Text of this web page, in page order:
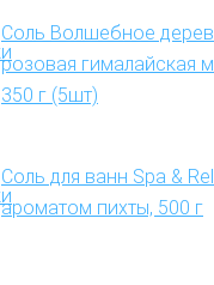
Соль Волшебное
розовая гималайская
350 г (5шт)
Соль для ванн Spa &
ароматом пихты, 500 г